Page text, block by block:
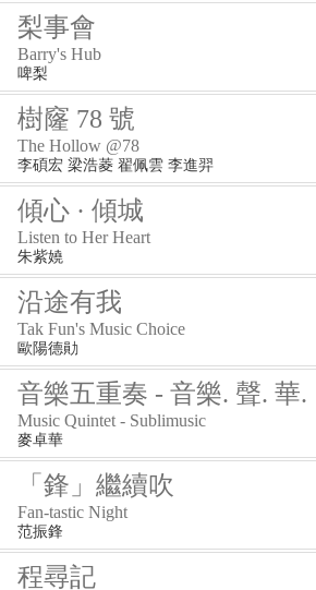
梨事會
Barry's Hub
啤梨
樹窿 78 號
The Hollow @78
李碩宏 梁浩菱 翟佩雲 李進羿
傾心 · 傾城
Listen to Her Heart
朱紫嬈
沿途有我
Tak Fun's Music Choice
歐陽德勛
音樂五重奏 - 音樂. 聲. 華.
Music Quintet - Sublimusic
麥卓華
「鋒」繼續吹
Fan-tastic Night
范振鋒
程尋記